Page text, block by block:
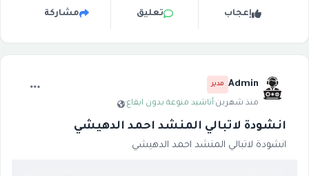
إعجاب تعليق مشاركة
Admin مدير
منذ شهرين·أناشيد منوعة بدون ايقاع·
انشودة لاتبالي المنشد احمد الدهيشي
انشودة لاتبالي المنشد احمد الدهيشي